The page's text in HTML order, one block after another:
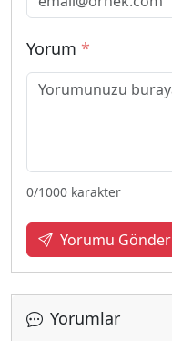
Yorum *
0/1000 karakter
Yorumu Gönder
Yorumlar